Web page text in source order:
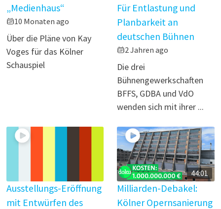
„Medienhaus“
10 Monaten ago
Über die Pläne von Kay
Voges für das Kölner
Schauspiel
Für Entlastung und
Planbarkeit an
deutschen Bühnen
2 Jahren ago
Die drei
Bühnengewerkschaften
BFFS, GDBA und VdO
wenden sich mit ihrer ...
Ausstellungs-Eröffnung
mit Entwürfen des
44:01
Milliarden-Debakel:
Kölner Opernsanierung